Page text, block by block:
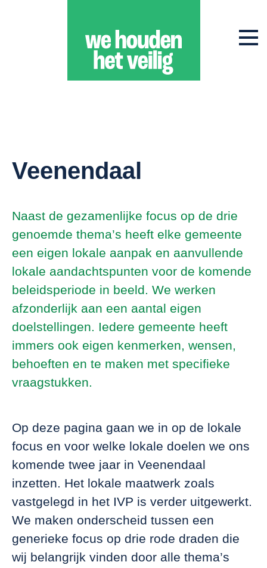
Veenendaal
Naast de gezamenlijke focus op de drie
genoemde thema’s heeft elke gemeente
een eigen lokale aanpak en aanvullende
lokale aandachtspunten voor de komende
beleidsperiode in beeld. We werken
afzonderlijk aan een aantal eigen
doelstellingen. Iedere gemeente heeft
immers ook eigen kenmerken, wensen,
behoeften en te maken met specifieke
vraagstukken.
Op deze pagina gaan we in op de lokale
focus en voor welke lokale doelen we ons
komende twee jaar in Veenendaal
inzetten. Het lokale maatwerk zoals
vastgelegd in het IVP is verder uitgewerkt.
We maken onderscheid tussen een
generieke focus op drie rode draden die
wij belangrijk vinden door alle thema’s